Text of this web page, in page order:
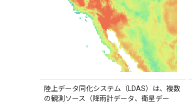
陸上データ同化システム（LDAS）は、複数
の観測ソース（降雨計データ、衛星デー